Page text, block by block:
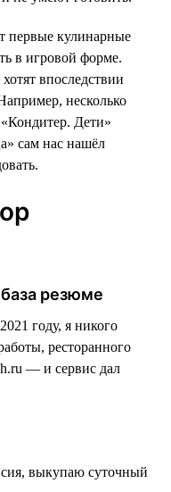
первые кулинарные
в игровой форме.
впоследствии
несколько
Дети»
сам нас нашёл
резюме
году, я никого
ресторанного
— и сервис дал
выкупаю суточный